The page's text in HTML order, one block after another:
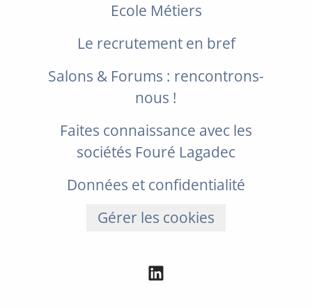
Ecole Métiers
Le recrutement en bref
Salons & Forums : rencontrons-
nous !
Faites connaissance avec les
sociétés Fouré Lagadec
Données et confidentialité
Gérer les cookies